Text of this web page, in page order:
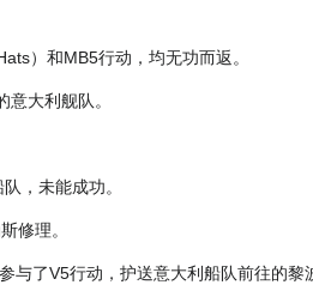
）和MB5行动，均无功而返。
大利舰队。
，未能成功。
修理。
了V5行动，护送意大利船队前往的